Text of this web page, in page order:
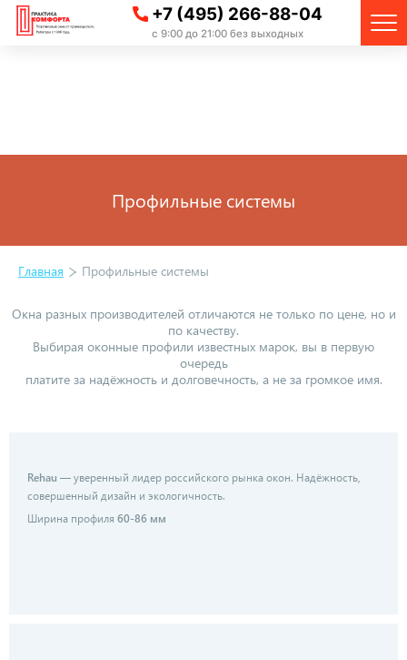
+7 (495) 266-88-04
с 9:00 до 21:00 без выходных
Профильные системы
Главная Профильные системы
Окна разных производителей отличаются не только по цене, но и
по качеству.
Выбирая оконные профили известных марок, вы в первую
очередь
платите за надёжность и долговечность, а не за громкое имя.
Rehau — уверенный лидер российского рынка окон. Надёжность,
совершенный дизайн и экологичность.
Ширина профиля 60-86 мм